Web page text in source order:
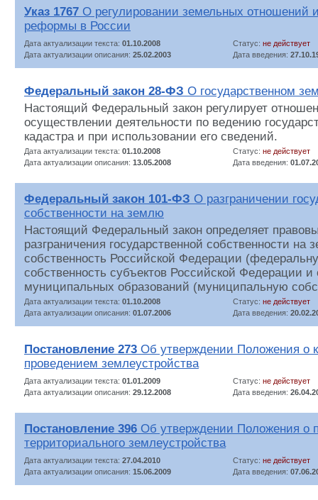
Указ 1767 О регулировании земельных отношений
реформы в России
Дата актуализации текста: 01.10.2008 Статус: не действует
Дата актуализации описания: 25.02.2003 Дата введения:
Федеральный закон 28-ФЗ О государственном
Настоящий Федеральный закон регулирует
осуществлении деятельности по ведению
кадастра и при использовании его сведений.
Дата актуализации текста: 01.10.2008 Статус: не действует
Дата актуализации описания: 13.05.2008 Дата введения:
Федеральный закон 101-ФЗ О разграничении
собственности на землю
Настоящий Федеральный закон определяет
разграничения государственной собственности на
собственность Российской Федерации
собственность субъектов Российской Федерации и
муниципальных образований (муниципальную
Дата актуализации текста: 01.10.2008 Статус: не действует
Дата актуализации описания: 01.07.2006 Дата введения:
Постановление 273 Об утверждении Положения о
проведением землеустройства
Дата актуализации текста: 01.01.2009 Статус: не действует
Дата актуализации описания: 29.12.2008 Дата введения:
Постановление 396 Об утверждении Положения о
территориального землеустройства
Дата актуализации текста: 27.04.2010 Статус: не действует
Дата актуализации описания: 15.06.2009 Дата введения: